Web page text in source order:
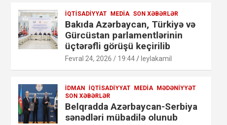
İQTISADIYYAT MEDIA SON XƏBƏRLƏR
Bakıda Azərbaycan, Türkiyə və
Gürcüstan parlamentlərinin
üçtərəfli görüşü keçirilib
Fevral 24, 2026 / 19:44 leylakamil
İDMAN İQTISADIYYAT MEDIA MƏDƏNIYYƏT
SON XƏBƏRLƏR
Belqradda Azərbaycan-Serbiya
sənədləri mübadilə olunub